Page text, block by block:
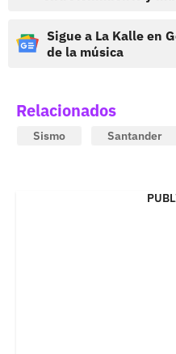
Sigue a La Kalle en
de la música
Relacionados
Sismo Santander